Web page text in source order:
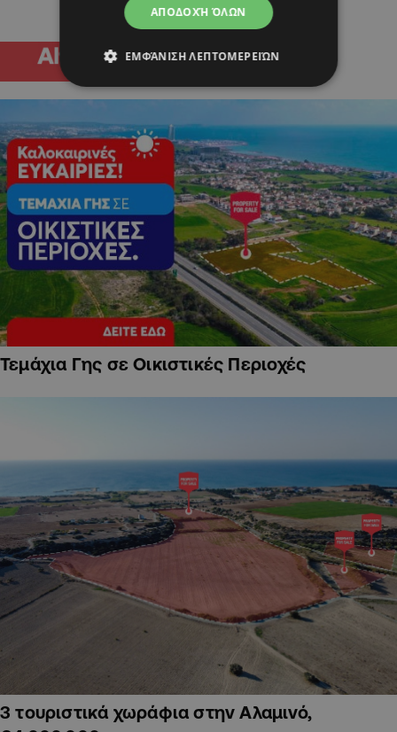
Τεμάχια Γης σε Οικιστικές Περιοχές
3 τουριστικά χωράφια στην Αλαμινό,
ΑΠΟΔΟΧΉ ΌΛΩΝ
ΕΜΦΆΝΙΣΗ ΛΕΠΤΟΜΕΡΕΙΏΝ